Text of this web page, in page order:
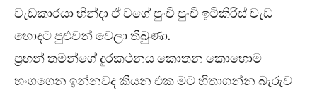
වැඩකාරයා හින්දා ඒ වගේ පුංචි පුංචි ඉටිකිරිස් වැඩ
හොඳට පුළුවන් වෙලා තිබුණා.
ප්‍රහන් තමන්ගේ දුරකථනය කොතන කොහොම
හංගගෙන ඉන්නවද කියන එක මට හිතාගන්න බැරුව